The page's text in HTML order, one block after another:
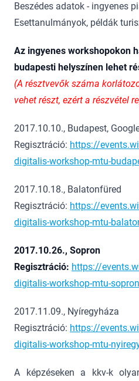
Beszédes adatok - ingyenes
Esettanulmányok, példák
Az ingyenes workshopokon
budapesti helyszínen lehet
(A résztvevők száma
vehet részt, ezért a részvétel
2017.10.10., Budapest,
Regisztráció: https://
digitalis-workshop-mtu-
2017.10.18., Balatonfüred
Regisztráció: https://
digitalis-workshop-mtu-
2017.10.26., Sopron
Regisztráció: https://
digitalis-workshop-mtu-
2017.11.09., Nyíregyháza
Regisztráció: https://
digitalis-workshop-mtu-
A képzéseken a kkv-k